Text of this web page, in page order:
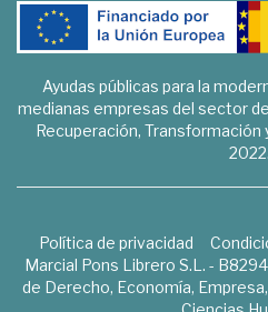
Ayudas públicas para la
medianas empresas del sector
Recuperación, Transformación
2022.
Política de privacidad
Marcial Pons Librero S.L. -
de Derecho, Economía,